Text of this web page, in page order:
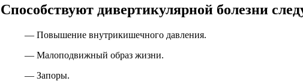
Способствуют дивертикулярной болезни
— Повышение внутрикишечного давления.
— Малоподвижный образ жизни.
— Запоры.